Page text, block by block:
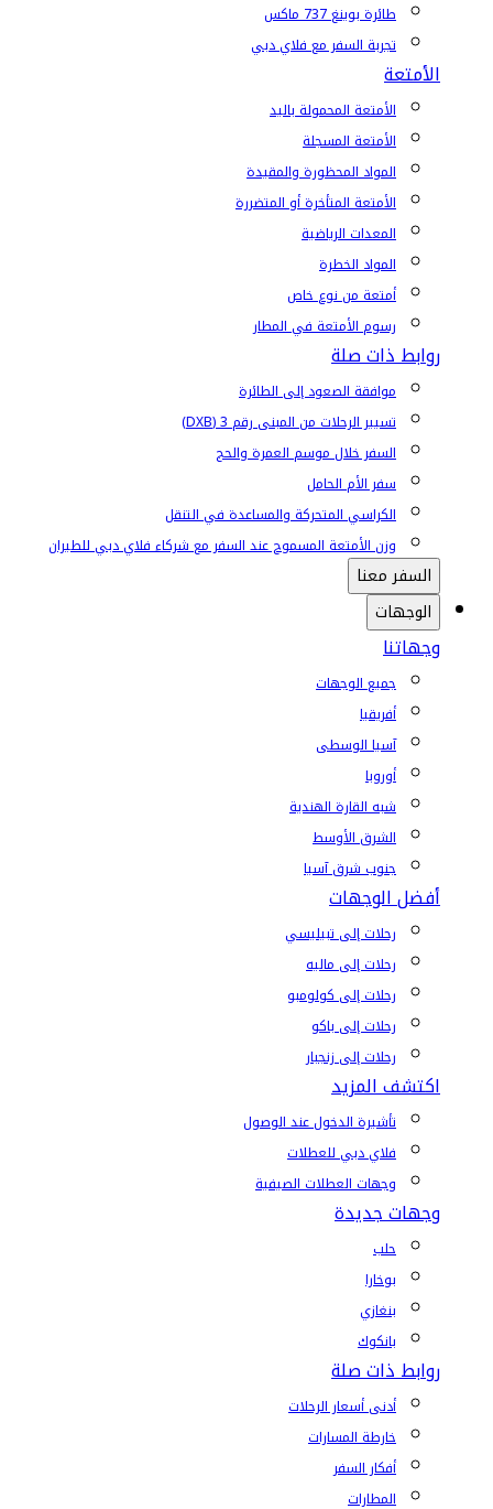
طائرة بوينغ 737 ماكس
تجربة السفر مع فلاي دبي
الأمتعة
الأمتعة المحمولة باليد
الأمتعة المسجلة
المواد المحظورة والمقيدة
الأمتعة المتأخرة أو المتضررة
المعدات الرياضية
المواد الخطرة
أمتعة من نوع خاص
رسوم الأمتعة في المطار
روابط ذات صلة
موافقة الصعود إلى الطائرة
تسيير الرحلات من المبنى رقم 3 (DXB)
السفر خلال موسم العمرة والحج
سفر الأم الحامل
الكراسي المتحركة والمساعدة في التنقل
وزن الأمتعة المسموح عند السفر مع شركاء فلاي دبي للطيران
السفر معنا
الوجهات
وجهاتنا
جميع الوجهات
أفريقيا
آسيا الوسطى
أوروبا
شبه القارة الهندية
الشرق الأوسط
جنوب شرق آسيا
أفضل الوجهات
رحلات إلى تبيليسي
رحلات إلى ماليه
رحلات إلى كولومبو
رحلات إلى باكو
رحلات إلى زنجبار
اكتشف المزيد
تأشيرة الدخول عند الوصول
فلاي دبي للعطلات
وجهات العطلات الصيفية
وجهات جديدة
حلب
بوخارا
بنغازي
بانكوك
روابط ذات صلة
أدنى أسعار الرحلات
خارطة المسارات
أفكار السفر
المطارات